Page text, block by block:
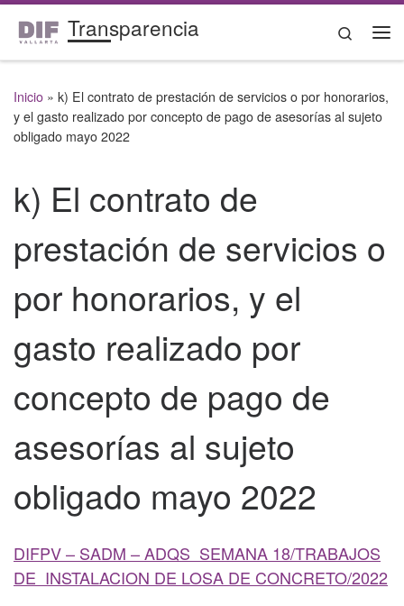
Saltar al contenido
Transparencia
Search
Inicio » k) El contrato de prestación de servicios o por honorarios,
y el gasto realizado por concepto de pago de asesorías al sujeto
obligado mayo 2022
k) El contrato de
prestación de servicios o
por honorarios, y el
gasto realizado por
concepto de pago de
asesorías al sujeto
obligado mayo 2022
DIFPV – SADM – ADQS SEMANA 18/TRABAJOS
DE INSTALACION DE LOSA DE CONCRETO/2022